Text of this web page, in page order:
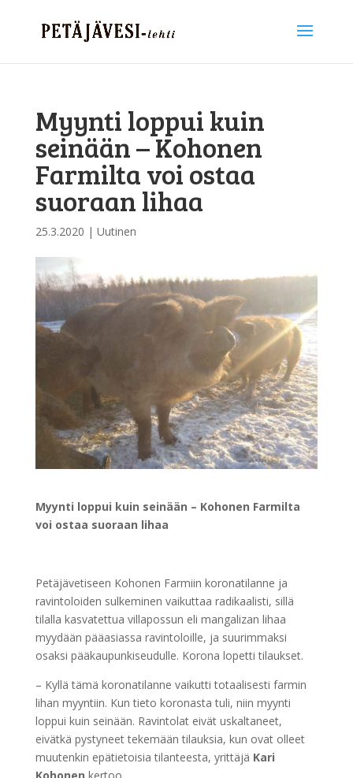
Myynti loppui kuin
seinään – Kohonen
Farmilta voi ostaa
suoraan lihaa
25.3.2020 | Uutinen
Myynti loppui kuin seinään – Kohonen Farmilta
voi ostaa suoraan lihaa
Petäjävetiseen Kohonen Farmiin koronatilanne ja
ravintoloiden sulkeminen vaikuttaa radikaalisti, sillä
tilalla kasvatettua villapossun eli mangalizan lihaa
myydään pääasiassa ravintoloille, ja suurimmaksi
osaksi pääkaupunkiseudulle. Korona lopetti tilaukset.
– Kyllä tämä koronatilanne vaikutti totaalisesti farmin
lihan myyntiin. Kun tieto koronasta tuli, niin myynti
loppui kuin seinään. Ravintolat eivät uskaltaneet,
eivätkä pystyneet tekemään tilauksia, kun ovat olleet
muutenkin epätietoisia tilanteesta, yrittäjä Kari